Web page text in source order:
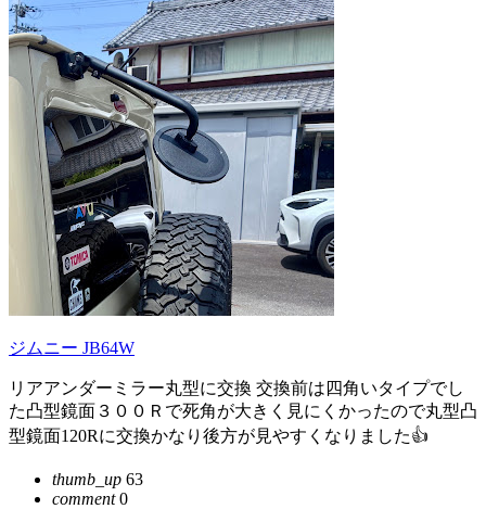
ジムニー JB64W
リアアンダーミラー丸型に交換 交換前は四角いタイプでし
た凸型鏡面３００Ｒで死角が大きく見にくかったので丸型凸
型鏡面120Rに交換かなり後方が見やすくなりました👍
thumb_up 63
comment0